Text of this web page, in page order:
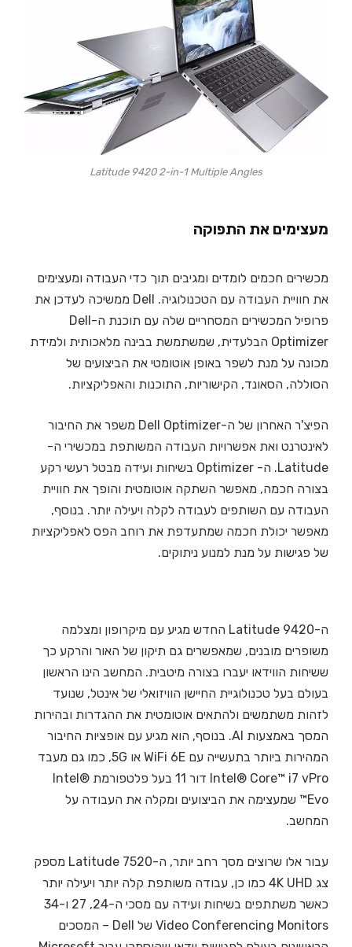
Latitude 9420 2-in-1 Multiple Angles
מעצימים את התפוקה
מכשירים חכמים לומדים ומגיבים תוך כדי העבודה ומעצימים
את חוויית העבודה עם הטכנולוגיה. Dell ממשיכה לעדכן את
פרופיל המכשירים המסחריים שלה עם תוכנת ה-Dell
Optimizer הבלעדית, שמשתמשת בבינה מלאכותית ולמידת
מכונה על מנת לשפר באופן אוטומטי את הביצועים של
הסוללה, הסאונד, הקישוריות, התוכנות והאפליקציות.
הפיצ'ר האחרון של ה-Dell Optimizer משפר את החיבור
לאינטרנט ואת אפשרויות העבודה המשותפת במכשירי ה-
Latitude. ה- Optimizer בשיחות ועידה מבטל רעשי רקע
בצורה חכמה, מאפשר השתקה אוטומטית והופך את חוויית
העבודה עם השותפים לעבודה לקלה ויעילה יותר. בנוסף,
מאפשר יכולת חכמה שמתעדפת את רוחב הפס לאפליקציות
של פגישות על מנת למנוע ניתוקים.
ה-Latitude 9420 החדש מגיע עם מיקרופון ומצלמה
משופרים מובנים, שמאפשרים גם תיקון של האור והרקע כך
ששיחות הווידאו יעברו בצורה מיטבית. המחשב הינו הראשון
בעולם בעל טכנולוגיית החיישן הוויזואלי של אינטל, שנועד
לזהות משתמשים ולהתאים אוטומטית את ההגדרות ובהירות
המסך באמצעות AI. בנוסף, הוא מגיע עם אופציות החיבור
המהירות ביותר בתעשייה עם WiFi 6E או 5G, כמו גם מעבד
Intel® Core™ i7 vPro דור 11 בעל פלטפורמת Intel®
Evo™ שמעצימה את הביצועים ומקלה את העבודה על
המחשב.
עבור אלו שרוצים מסך רחב יותר, ה-Latitude 7520 מספק
צג 4K UHD כמו כן, עבודה משותפת קלה יותר ויעילה יותר
כאשר משתתפים בשיחות ועידה עם מסכי ה-24, 27 ו-34
Video Conferencing Monitors של Dell – המסכים